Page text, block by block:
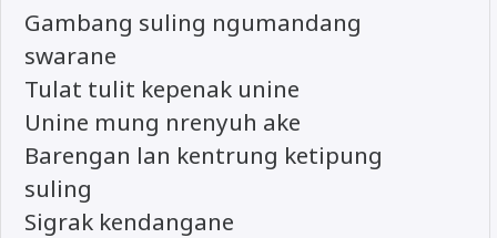
Gambang suling ngumandang
swarane
Tulat tulit kepenak unine
Unine mung nrenyuh ake
Barengan lan kentrung ketipung
suling
Sigrak kendangane